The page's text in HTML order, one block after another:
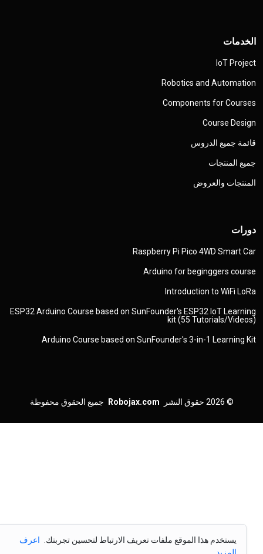
يستخدم هذا الموقع ملفات تعريف الارتباط لتحسين تجربتك. اعرف
الخدمات
IoT Project
Robotics and Automation
Components for Courses
Course Design
قائمة جميع الدروس
جميع المنتجات
المنتجات والعروض
دورات
Raspberry Pi Pico 4WD Smart Car
Arduino for beginggers course
Introduction to WiFi LoRa
ESP32 Arduino Course based on SunFounder's ESP32 IoT Learning
kit (55 Tutorials/Videos)
Arduino Course based on SunFounder's 3-in-1 Learning Kit
© 2026 حقوق النشر Robojax.com جميع الحقوق محفوظة